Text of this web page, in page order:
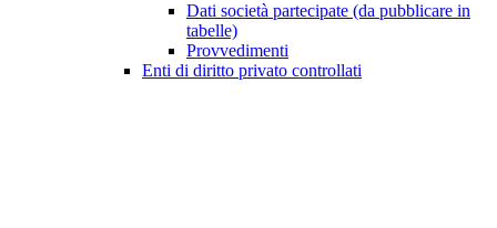
Dati società partecipate (da pubblicare in
tabelle)
Provvedimenti
Enti di diritto privato controllati